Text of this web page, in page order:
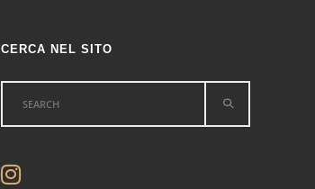
CERCA NEL SITO